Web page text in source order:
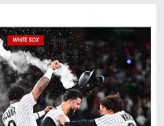
WHITE SOX